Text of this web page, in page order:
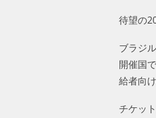
待望の
ブラジ
開催国
給者向
チケッ